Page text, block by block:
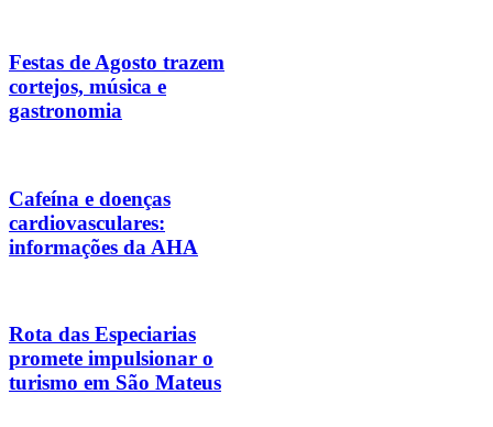
Festas de Agosto trazem
cortejos, música e
gastronomia
Cafeína e doenças
cardiovasculares:
informações da AHA
Rota das Especiarias
promete impulsionar o
turismo em São Mateus